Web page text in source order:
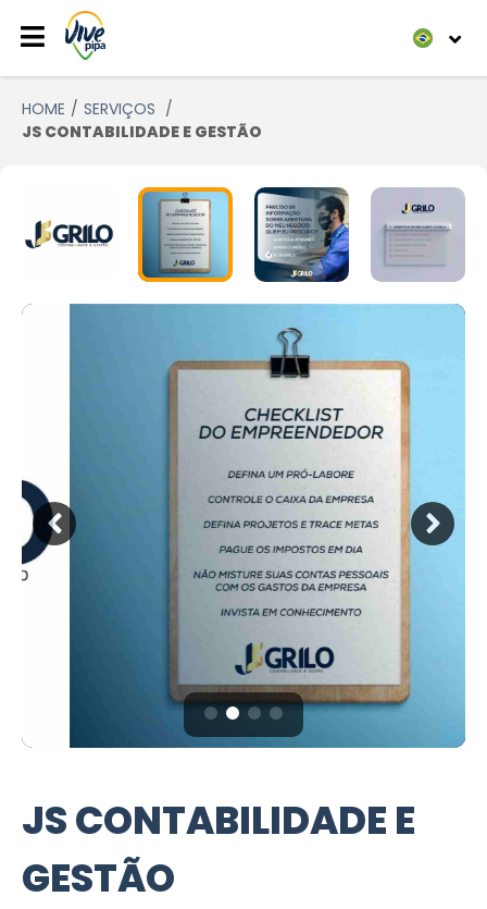
HOME
SERVIÇOS
JS CONTABILIDADE E GESTÃO
JS CONTABILIDADE E
GESTÃO